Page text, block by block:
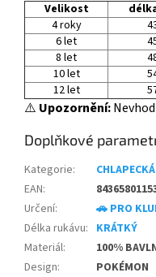
Velikost
4 roky
6 let
8 let
10 let
12 let
⚠️ Upozornění:
Doplňkové
Kategorie:
EAN:
Určení:
🚗 PRO
Délka rukávu: KRÁTKÝ
Materiál:
100%
Design: POKÉMON